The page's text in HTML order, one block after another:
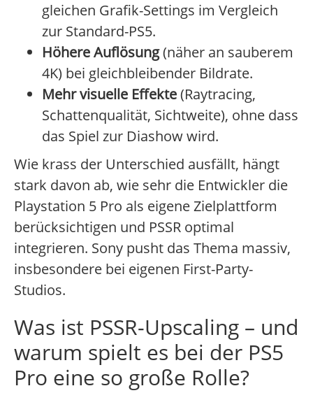
gleichen Grafik-Settings im Vergleich
zur Standard-PS5.
Höhere Auflösung(näher an sauberem
4K) bei gleichbleibender Bildrate.
Mehr visuelle Effekte(Raytracing,
Schattenqualität, Sichtweite), ohne dass
das Spiel zur Diashow wird.
Wie krass der Unterschied ausfällt, hängt
stark davon ab, wie sehr die Entwickler die
Playstation 5 Pro als eigene Zielplattform
berücksichtigen und PSSR optimal
integrieren. Sony pusht das Thema massiv,
insbesondere bei eigenen First-Party-
Studios.
Was ist PSSR-Upscaling – und
warum spielt es bei der PS5
Pro eine so große Rolle?